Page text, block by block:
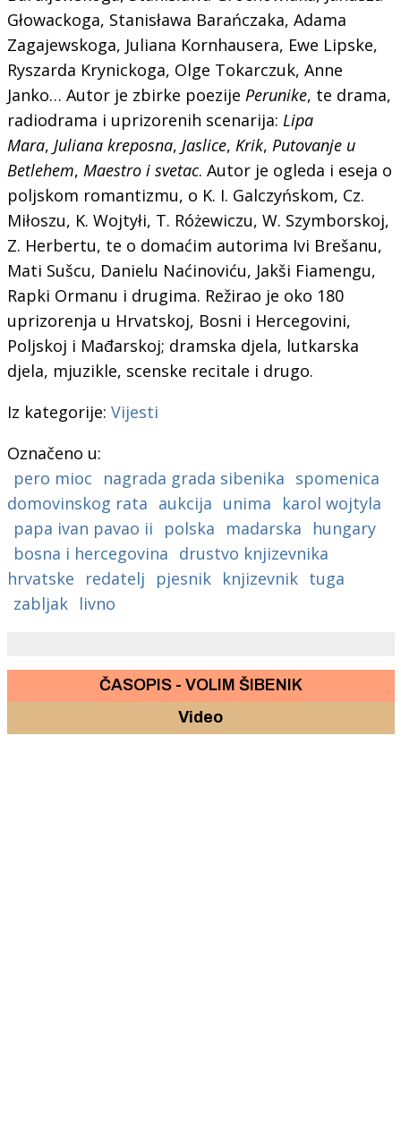
Głowackoga, Stanisława Barańczaka, Adama
Zagajewskoga, Juliana Kornhausera, Ewe Lipske,
Ryszarda Krynickoga, Olge Tokarczuk, Anne
Janko… Autor je zbirke poezije Perunike, te drama,
radiodrama i uprizorenih scenarija: Lipa
Mara, Juliana kreposna, Jaslice, Krik, Putovanje u
Betlehem, Maestro i svetac. Autor je ogleda i eseja o
poljskom romantizmu, o K. I. Galczyńskom, Cz.
Miłoszu, K. Wojtyłi, T. Różewiczu, W. Szymborskoj,
Z. Herbertu, te o domaćim autorima Ivi Brešanu,
Mati Sušcu, Danielu Naćinoviću, Jakši Fiamengu,
Rapki Ormanu i drugima. Režirao je oko 180
uprizorenja u Hrvatskoj, Bosni i Hercegovini,
Poljskoj i Mađarskoj; dramska djela, lutkarska
djela, mjuzikle, scenske recitale i drugo.
Iz kategorije: Vijesti
Označeno u:
pero mioc
nagrada grada sibenika spomenica
domovinskog rata aukcija unima
karol wojtyla
papa ivan pavao ii
polska madarska
hungary
bosna i hercegovina drustvo knjizevnika
hrvatske
redatelj pjesnik knjizevnik tuga
zabljak livno
ČASOPIS - VOLIM ŠIBENIK
Video